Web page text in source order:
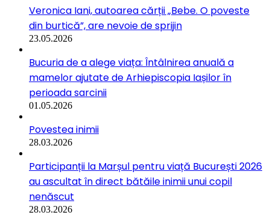
Veronica Iani, autoarea cărții „Bebe. O poveste
din burtică”, are nevoie de sprijin
23.05.2026
Bucuria de a alege viața: Întâlnirea anuală a
mamelor ajutate de Arhiepiscopia Iașilor în
perioada sarcinii
01.05.2026
Povestea inimii
28.03.2026
Participanții la Marșul pentru viață București 2026
au ascultat în direct bătăile inimii unui copil
nenăscut
28.03.2026